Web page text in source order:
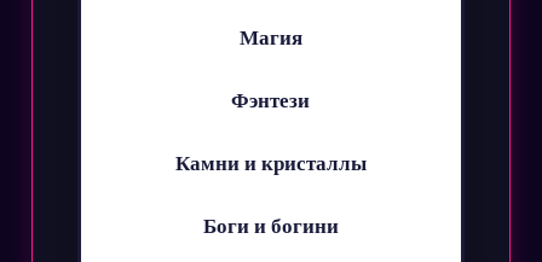
Магия
Фэнтези
Камни и кристаллы
Боги и богини